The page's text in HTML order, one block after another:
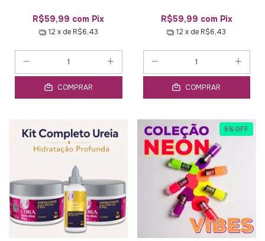
R$59,99 com Pix
12 x de R$6,43
COMPRAR
R$59,99 com Pix
12 x de R$6,43
COMPRAR
5% OFF